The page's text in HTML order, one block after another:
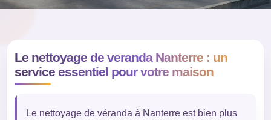
Le nettoyage de veranda Nanterre : un
service essentiel pour votre maison
Le nettoyage de véranda à Nanterre est bien plus